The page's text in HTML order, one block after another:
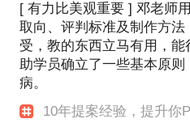
[ 有力比美观重要 ] 邓老师
取向、评判标准及制作方
受，教的东西立马有用，
助学员确立了一些基本原
病。
10年提案经验，提升你